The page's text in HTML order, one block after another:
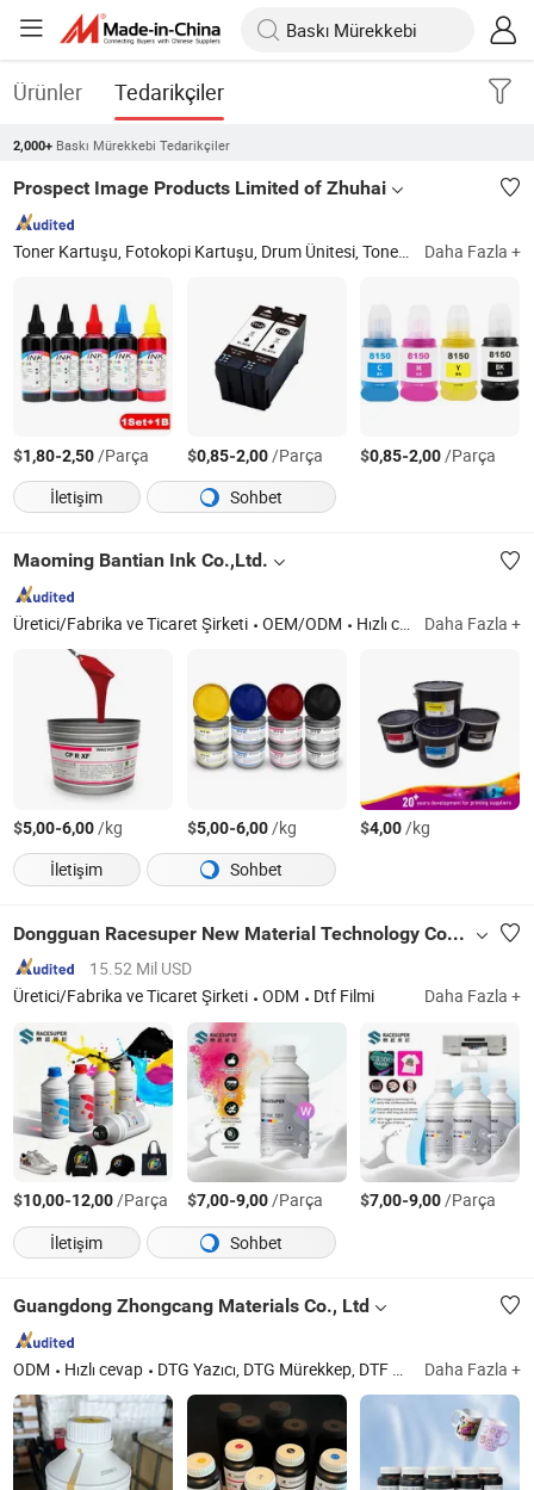
Ürünler Tedarikçiler
2,000+ Baskı Mürekkebi Tedarikçiler
Prospect Image Products Limited of Zhuhai
Toner Kartuşu, Fotokopi Kartuşu, Drum Ünitesi, Toner Kiti, Toner Tozu, Mürekkep Kartuşu, Şerit Kartuşu, Mürekkep Daha Fazla +
$1,80-2,50/Parça $0,85-2,00/Parça $0,85-2,00/Parça
İletişim
Sohbet
Maoming Bantian Ink Co.,Ltd.
Üretici/Fabrika ve Ticaret Şirketi OEM/ODM Hızlı cevap Daha Fazla +
$5,00-6,00/kg $5,00-6,00/kg $4,00/kg
İletişim
Sohbet
Dongguan Racesuper New Material Technology Co., Ltd
15.52 Mil USD
Üretici/Fabrika ve Ticaret Şirketi
ODM Dtf Filmi Daha Fazla +
$10,00-12,00/Parça $7,00-9,00/Parça $7,00-9,00/Parça
İletişim
Sohbet
Guangdong Zhongcang Materials Co., Ltd
ODM Hızlı cevap DTG Yazıcı, DTG Mürekkep, DTF Mürekkep, Ekolojik Çözücü Mürekkep, HP Masaüstü Mürekkep, Reçine, Oligomer, Monomer Daha Fazla +